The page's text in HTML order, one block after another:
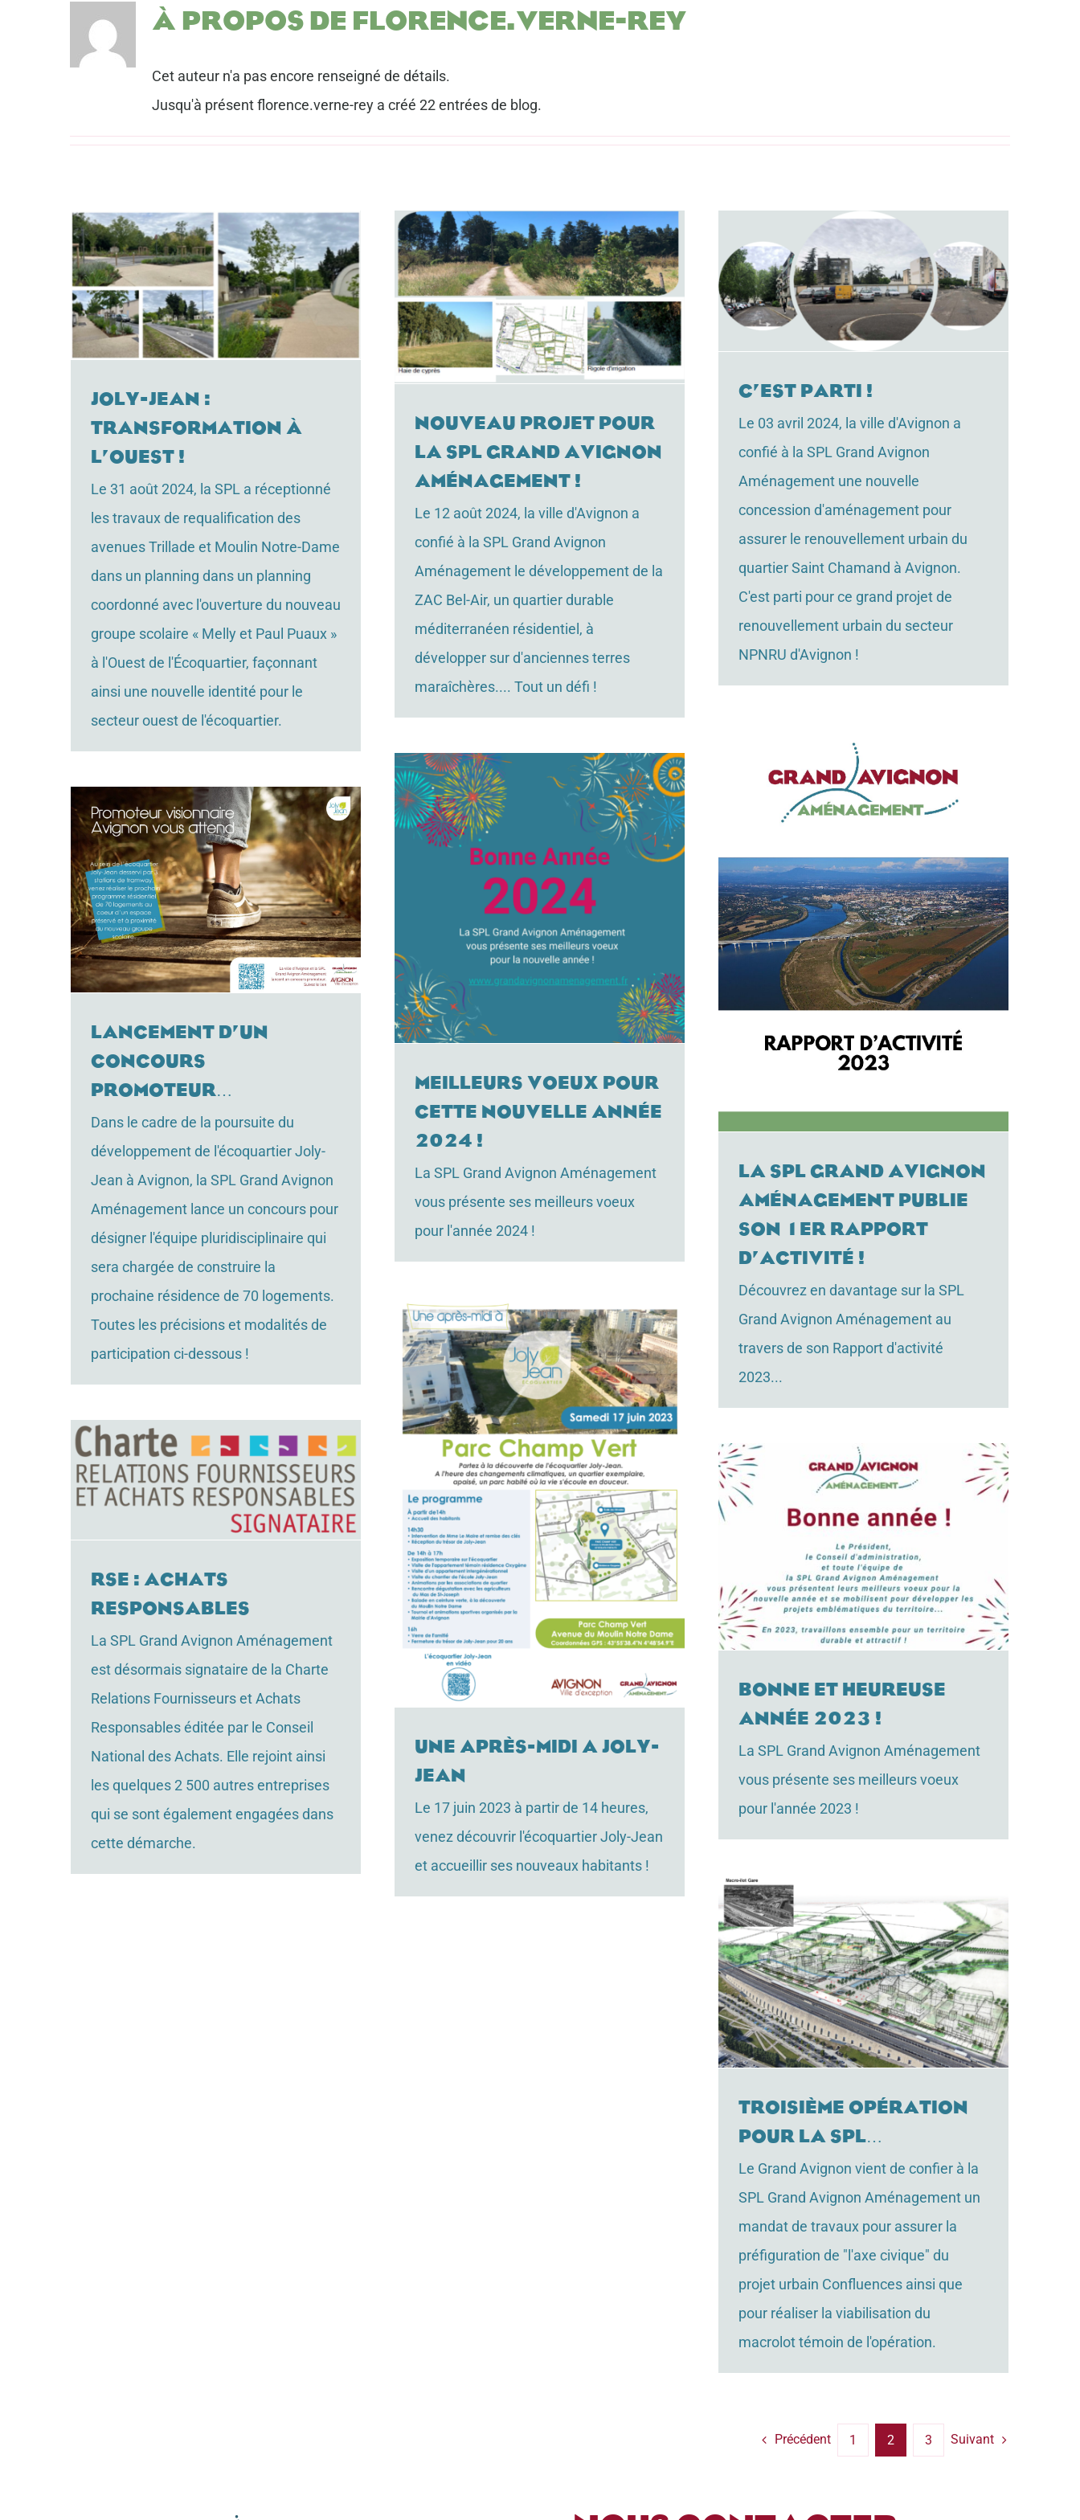
À propos de florence.verne-rey
Cet auteur n'a pas encore renseigné de détails.
Jusqu'à présent florence.verne-rey a créé 22 entrées de blog.
Joly-Jean :
Transformation à
l’ouest !
Le 31 août 2024, la SPL a réceptionné
les travaux de requalification des
avenues Trillade et Moulin Notre-Dame
dans un planning dans un planning
coordonné avec l'ouverture du nouveau
groupe scolaire « Melly et Paul Puaux »
à l'Ouest de l'Écoquartier, façonnant
ainsi une nouvelle identité pour le
secteur ouest de l'écoquartier.
Nouveau projet
pour la SPL
Grand Avignon
Aménagement !
Nouveau projet pour
la SPL Grand Avignon
Aménagement !
Le 12 août 2024, la ville d'Avignon a
confié à la SPL Grand Avignon
Aménagement le développement de la
ZAC Bel-Air, un quartier durable
méditerranéen résidentiel, à
développer sur d'anciennes terres
maraîchères.... Tout un défi !
C’est parti !
Le 03 avril 2024, la ville d'Avignon a
confié à la SPL Grand Avignon
Aménagement une nouvelle
concession d'aménagement pour
assurer le renouvellement urbain du
quartier Saint Chamand à Avignon.
C'est parti pour ce grand projet de
renouvellement urbain du secteur
NPNRU d'Avignon !
La SPL Grand
Avignon
Aménagement
publie son 1er
rapport
d’activité !
La SPL Grand Avignon
Aménagement publie
son 1er rapport
d’activité !
Découvrez en davantage sur la SPL
Grand Avignon Aménagement au
travers de son Rapport d'activité
2023...
2024 !
Meilleurs voeux pour
cette nouvelle année
2024 !
La SPL Grand Avignon Aménagement
vous présente ses meilleurs voeux
pour l'année 2024 !
concours
promoteur…
Lancement d’un
concours
promoteur…
Dans le cadre de la poursuite du
développement de l'écoquartier Joly-
Jean à Avignon, la SPL Grand Avignon
Aménagement lance un concours pour
désigner l'équipe pluridisciplinaire qui
sera chargée de construire la
prochaine résidence de 70 logements.
Toutes les précisions et modalités de
participation ci-dessous !
UNE APRÈS-MIDI A
JOLY-JEAN
UNE APRÈS-MIDI A JOLY-
JEAN
Le 17 juin 2023 à partir de 14 heures,
venez découvrir l'écoquartier Joly-Jean
et accueillir ses nouveaux habitants !
RSE : ACHATS
RESPONSABLES
RSE : ACHATS
RESPONSABLES
La SPL Grand Avignon Aménagement
est désormais signataire de la Charte
Relations Fournisseurs et Achats
Responsables éditée par le Conseil
National des Achats. Elle rejoint ainsi
les quelques 2 500 autres entreprises
qui se sont également engagées dans
cette démarche.
année 2023 !
Bonne et heureuse
année 2023 !
La SPL Grand Avignon Aménagement
vous présente ses meilleurs voeux
pour l'année 2023 !
Troisième
opération pour
la SPL…
Troisième opération
pour la SPL…
Le Grand Avignon vient de confier à la
SPL Grand Avignon Aménagement un
mandat de travaux pour assurer la
préfiguration de "l'axe civique" du
projet urbain Confluences ainsi que
pour réaliser la viabilisation du
macrolot témoin de l'opération.
Précédent 1 2 3 Suivant